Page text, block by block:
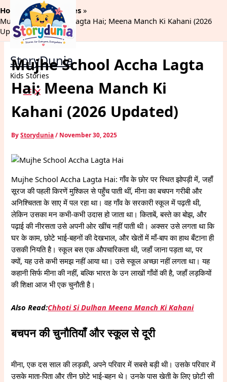
to
content
StoryDunia
Kids Stories
Home
Moral Stories
Mujhe School Accha Lagta Hai; Meena Manch Ki Kahani (2026
Updated)
Mujhe School Accha Lagta
Hai; Meena Manch Ki
Kahani (2026 Updated)
ByStorydunia/ November 30, 2025
Mujhe School Accha Lagta Hai: गाँव के छोर पर स्थित झोपड़ी में, जहाँ
सूरज की पहली किरणें मुश्किल से पहुँच पाती थीं, मीना का बचपन गरीबी और
अनिश्चितता के साए में पल रहा था। वह गाँव के सरकारी स्कूल में पढ़ती थी,
लेकिन उसका मन कभी-कभी उदास हो जाता था। किताबें, बस्ते का बोझ, और
पढ़ाई की नीरसता उसे अपनी ओर खींच नहीं पाती थी। अक्सर उसे लगता था कि
घर के काम, छोटे भाई-बहनों की देखभाल, और खेतों में माँ-बाप का हाथ बँटाना ही
उसकी नियति है। स्कूल बस एक औपचारिकता थी, जहाँ जाना पड़ता था, पर
क्यों, यह उसे कभी समझ नहीं आया था। उसे स्कूल अच्छा नहीं लगता था। यह
कहानी सिर्फ मीना की नहीं, बल्कि भारत के उन लाखों गाँवों की है, जहाँ लड़कियों
की शिक्षा आज भी एक चुनौती है।
Also Read:Chhoti Si Dulhan Meena Manch Ki Kahani
बचपन की चुनौतियाँ और स्कूल से दूरी
मीना, एक दस साल की लड़की, अपने परिवार में सबसे बड़ी थी। उसके परिवार में
उसके माता-पिता और तीन छोटे भाई-बहन थे। उनके पास खेती के लिए छोटी सी